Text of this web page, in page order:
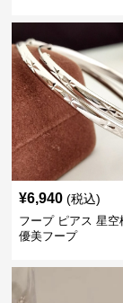
¥6,940 (税込)
フープ ピアス 星空
優美フープ